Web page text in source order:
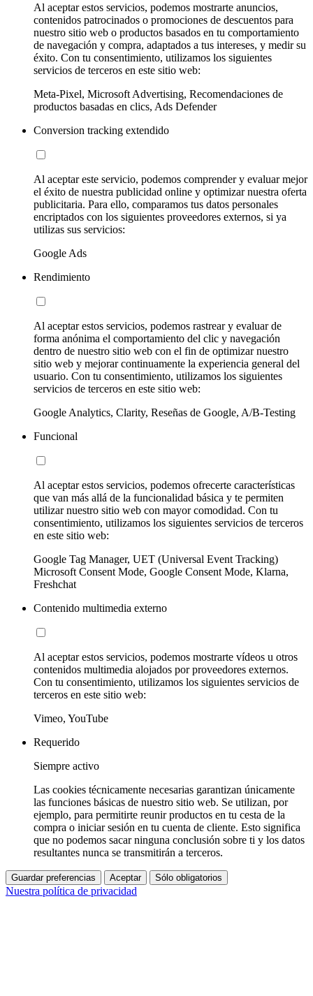
Al aceptar estos servicios, podemos mostrarte anuncios,
contenidos patrocinados o promociones de descuentos para
nuestro sitio web o productos basados en tu comportamiento
de navegación y compra, adaptados a tus intereses, y medir su
éxito. Con tu consentimiento, utilizamos los siguientes
servicios de terceros en este sitio web:
Meta-Pixel, Microsoft Advertising, Recomendaciones de
productos basadas en clics, Ads Defender
Conversion tracking extendido
Al aceptar este servicio, podemos comprender y evaluar mejor
el éxito de nuestra publicidad online y optimizar nuestra oferta
publicitaria. Para ello, comparamos tus datos personales
encriptados con los siguientes proveedores externos, si ya
utilizas sus servicios:
Google Ads
Rendimiento
Al aceptar estos servicios, podemos rastrear y evaluar de
forma anónima el comportamiento del clic y navegación
dentro de nuestro sitio web con el fin de optimizar nuestro
sitio web y mejorar continuamente la experiencia general del
usuario. Con tu consentimiento, utilizamos los siguientes
servicios de terceros en este sitio web:
Google Analytics, Clarity, Reseñas de Google, A/B-Testing
Funcional
Al aceptar estos servicios, podemos ofrecerte características
que van más allá de la funcionalidad básica y te permiten
utilizar nuestro sitio web con mayor comodidad. Con tu
consentimiento, utilizamos los siguientes servicios de terceros
en este sitio web:
Google Tag Manager, UET (Universal Event Tracking)
Microsoft Consent Mode, Google Consent Mode, Klarna,
Freshchat
Contenido multimedia externo
Al aceptar estos servicios, podemos mostrarte vídeos u otros
contenidos multimedia alojados por proveedores externos.
Con tu consentimiento, utilizamos los siguientes servicios de
terceros en este sitio web:
Vimeo, YouTube
Requerido
Siempre activo
Las cookies técnicamente necesarias garantizan únicamente
las funciones básicas de nuestro sitio web. Se utilizan, por
ejemplo, para permitirte reunir productos en tu cesta de la
compra o iniciar sesión en tu cuenta de cliente. Esto significa
que no podemos sacar ninguna conclusión sobre ti y los datos
resultantes nunca se transmitirán a terceros.
Guardar preferencias Aceptar Sólo obligatorios
Nuestra política de privacidad